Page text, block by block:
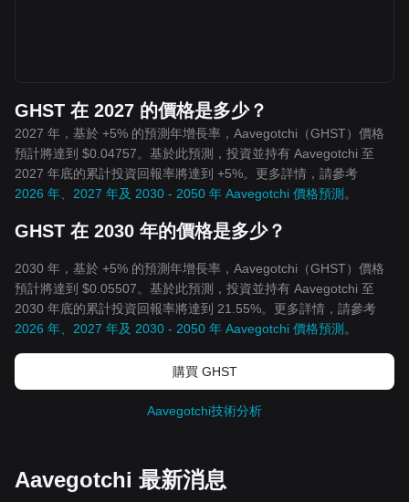
GHST 在 2027 的價格是多少？
2027 年，基於 +5% 的預測年增長率，Aavegotchi（GHST）價格
預計將達到 $0.04757。基於此預測，投資並持有 Aavegotchi 至
2027 年底的累計投資回報率將達到 +5%。更多詳情，請參考
2026 年、2027 年及 2030 - 2050 年 Aavegotchi 價格預測 。
GHST 在 2030 年的價格是多少？
2030 年，基於 +5% 的預測年增長率，Aavegotchi（GHST）價格
預計將達到 $0.05507。基於此預測，投資並持有 Aavegotchi 至
2030 年底的累計投資回報率將達到 21.55%。更多詳情，請參考
2026 年、2027 年及 2030 - 2050 年 Aavegotchi 價格預測 。
購買 GHST
Aavegotchi技術分析
Aavegotchi 最新消息